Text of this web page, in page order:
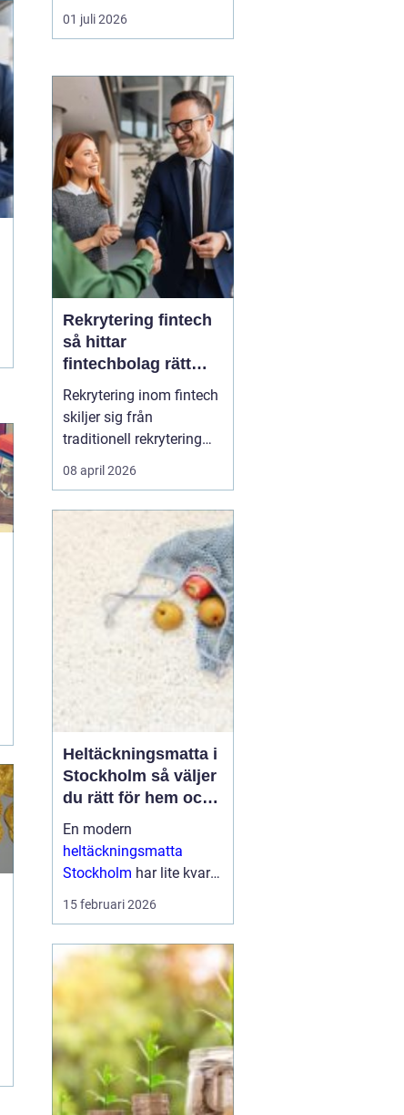
återkommande
utmaning för många
Samtidigt kan en
genomtänkt
Klassförsäljningbli
mycket mer än bara ett
sätt att fylla kassan.
De...
01 juli 2026
Rekrytering fintech
så hittar
fintechbolag rätt
ledare och
specialister
Rekrytering inom fintech
skiljer sig från
traditionell rekrytering
inom bank, finans eller
renodlad tech.
miljö där teknik, affär
och reglering möts och
ofta krockar.
Tillväxttakten är hög,
regelverken skärps och
konkurrens...
08 april 2026
Heltäckningsmatta i
Stockholm så väljer
du rätt för hem och
kontor
En modern
heltäckningsmatta
Stockholm har lite kvar
gemensamt med de
och 80-talet. I da...
15 februari 2026